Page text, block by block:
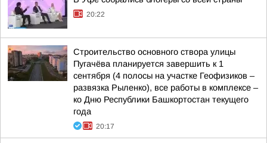
20:22
Строительство основного створа улицы
Пугачёва планируется завершить к 1
сентября (4 полосы на участке Геофизиков –
развязка Рыленко), все работы в комплексе –
ко Дню Республики Башкортостан текущего
года
20:17